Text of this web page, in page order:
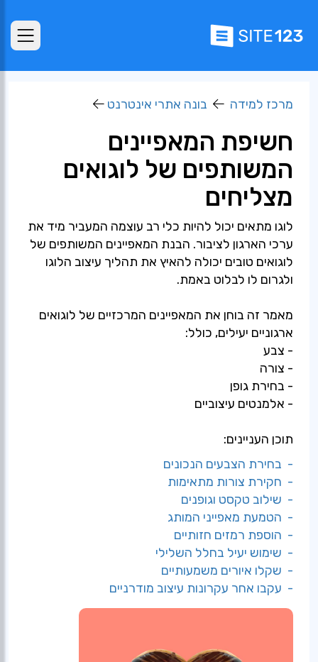
מרכז למידה בונה אתרי אינטרנט
חשיפת המאפיינים
המשותפים של לוגואים
מצליחים
לוגו מתאים יכול להיות כלי רב עוצמה המעביר מיד את
ערכי הארגון לציבור. הבנת המאפיינים המשותפים של
לוגואים טובים יכולה להאיץ את תהליך עיצוב הלוגו
ולגרום לו לבלוט באמת.
מאמר זה בוחן את המאפיינים המרכזיים של לוגואים
ארגוניים יעילים, כולל:
- צבע
- צורה
- בחירת גופן
- אלמנטים עיצוביים
תוכן העניינים:
- בחירת הצבעים הנכונים
- חקירת צורות מתאימות
- שילוב טקסט וגופנים
- הטמעת מאפייני המותג
- הוספת רמזים חזותיים
- שימוש יעיל בחלל השלילי
- שקלו איורים משמעותיים
- עקבו אחר עקרונות עיצוב מודרניים